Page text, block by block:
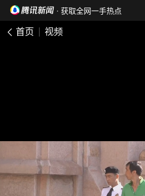
· 获取全网一手热点
首页 视频